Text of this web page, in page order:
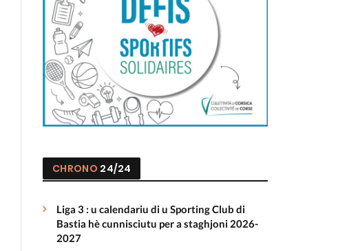
CHRONO 24/24
Liga 3 : u calendariu di u Sporting Club di
Bastia hè cunnisciutu per a staghjoni 2026-
2027